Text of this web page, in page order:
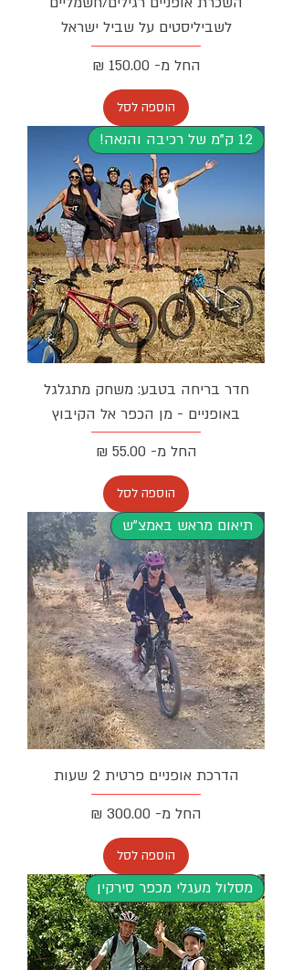
לשביליסטים על שביל ישראל
החל מ-
מחיר מבצע
הוספה לסל
12 ק"מ של רכיבה והנאה!
חדר בריחה בטבע: משחק מתגלגל
באופניים - מן הכפר אל הקיבוץ
החל מ-
מחיר מבצע
הוספה לסל
תיאום מראש באמצ"ש
הדרכת אופניים פרטית 2 שעות
החל מ-
מחיר מבצע
הוספה לסל
מסלול מעגלי מכפר סירקין